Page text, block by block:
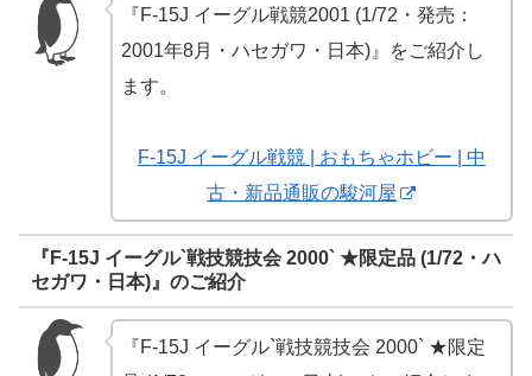
『F-15J イーグル戦競2001 (1/72・発売：
2001年8月・ハセガワ・日本)』をご紹介し
ます。
F-15J イーグル戦競 | おもちゃホビー | 中
古・新品通販の駿河屋
『F-15J イーグル`戦技競技会 2000` ★限定品 (1/72・ハ
セガワ・日本)』のご紹介
『F-15J イーグル`戦技競技会 2000` ★限定